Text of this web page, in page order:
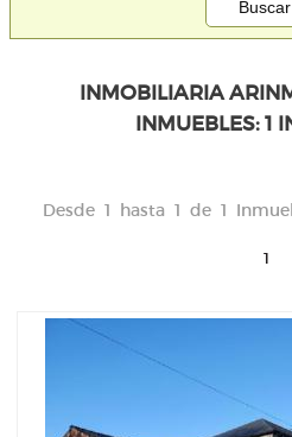
INMOBILIARIA
INMUEBLES: 1
Desde 1 hasta 1 de 1
1